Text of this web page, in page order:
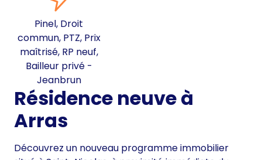
Pinel, Droit
commun, PTZ, Prix
maîtrisé, RP neuf,
Bailleur privé -
Jeanbrun
Résidence neuve à
Arras
Découvrez un nouveau programme immobilier